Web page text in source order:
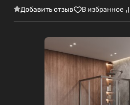
Добавить отзыв В избранное